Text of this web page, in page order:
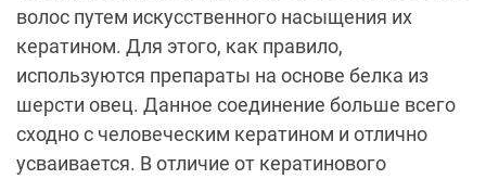
волос путем искусственного насыщения их
кератином. Для этого, как правило,
используются препараты на основе белка из
шерсти овец. Данное соединение больше всего
сходно с человеческим кератином и отлично
усваивается. В отличие от кератинового